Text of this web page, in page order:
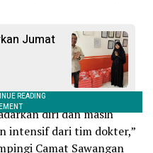
Jumat
diri dan masih
intensif dari tim dokter,”
Camat Sawangan